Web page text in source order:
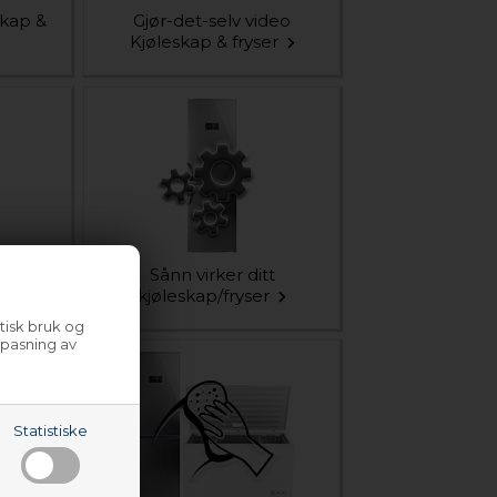
bruk og
av
Statistiske
&
Gjør-det-selv video
Kjøleskap & fryser
Sånn virker ditt
kjøleskap/fryser